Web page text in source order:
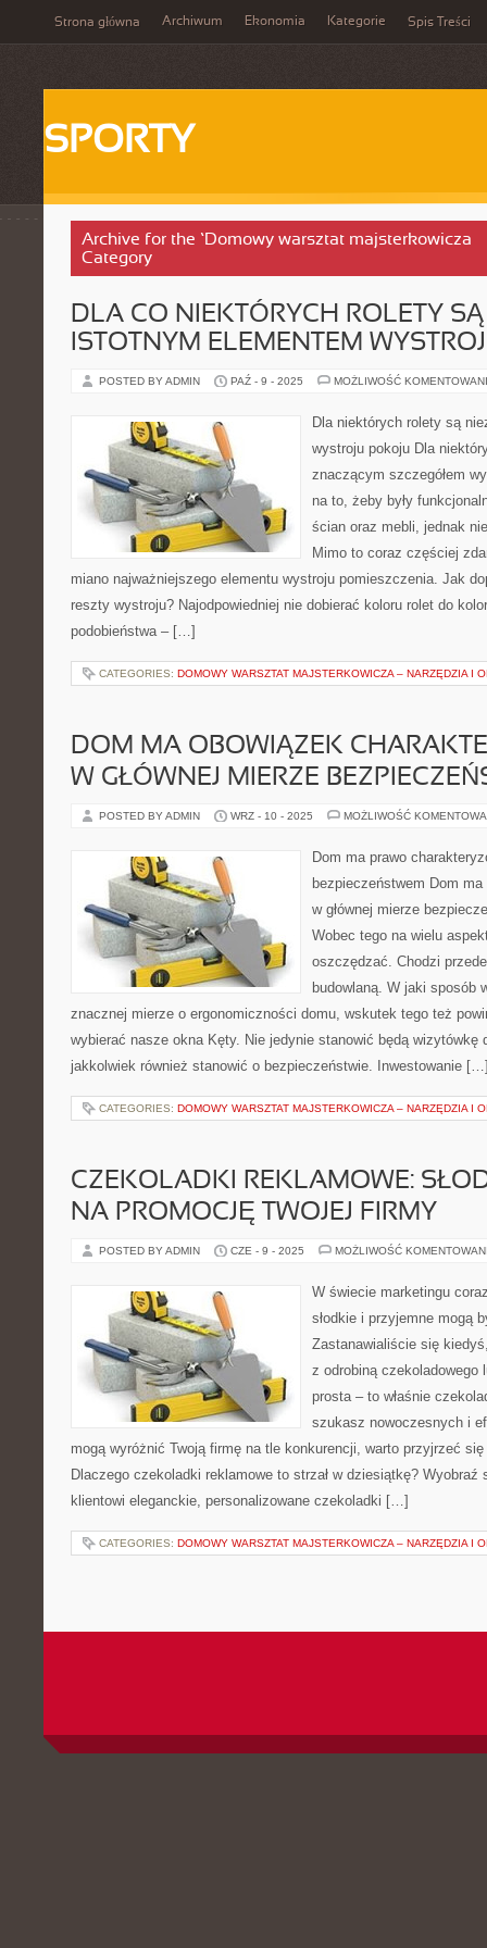
Strona główna Archiwum Ekonomia Kategorie Spis Treści
SPORTY
Archive for the ‘Domowy warsztat majsterkowicza –
Category
DLA CO NIEKTÓRYCH ROLETY
ISTOTNYM ELEMENTEM
POSTED BY ADMIN PAŹ - 9 - 2025 MOŻLIWOŚĆ
Dla niektórych rolety są
wystroju pokoju Dla
znaczącym szczegółem
na to, żeby były
ścian oraz mebli, jednak
Mimo to coraz częściej
miano najważniejszego elementu wystroju pomieszczenia. Jak
reszty wystroju? Najodpowiedniej nie dobierać koloru rolet do
podobieństwa – […]
CATEGORIES: DOMOWY WARSZTAT MAJSTERKOWICZA – NARZĘDZIA I
DOM MA OBOWIĄZEK
W GŁÓWNEJ MIERZE
POSTED BY ADMIN WRZ - 10 - 2025 MOŻLIWOŚĆ
Dom ma prawo
bezpieczeństwem Dom
w głównej mierze
Wobec tego na wielu
oszczędzać. Chodzi
budowlaną. W jaki sposób
znacznej mierze o ergonomiczności domu, wskutek tego też
wybierać nasze okna Kęty. Nie jedynie stanowić będą wizytówkę
jakkolwiek również stanowić o bezpieczeństwie. Inwestowanie
CATEGORIES: DOMOWY WARSZTAT MAJSTERKOWICZA – NARZĘDZIA I
CZEKOLADKI REKLAMOWE:
NA PROMOCJĘ TWOJEJ FIRMY
POSTED BY ADMIN CZE - 9 - 2025 MOŻLIWOŚĆ
W świecie marketingu
słodkie i przyjemne mogą
Zastanawialiście się
z odrobiną czekoladowego
prosta – to właśnie
szukasz nowoczesnych i
mogą wyróżnić Twoją firmę na tle konkurencji, warto przyjrzeć
Dlaczego czekoladki reklamowe to strzał w dziesiątkę?
klientowi eleganckie, personalizowane czekoladki […]
CATEGORIES: DOMOWY WARSZTAT MAJSTERKOWICZA – NARZĘDZIA I